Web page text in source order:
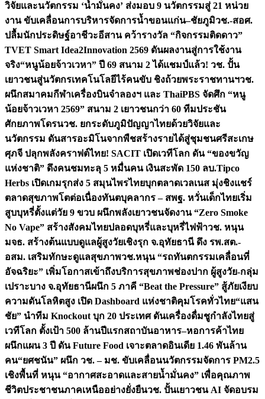
วิจัยและนวัตกรรม ‘น้ำมั่นคง’ ส่งมอบ 9 นวัตกรรมสู่ 21 หน่วย
งาน ขับเคลื่อนการบริหารจัดการน้ำขอนแก่น–ชัยภูมิวช.-สอศ.
ปลื้มนักประดิษฐ์อาชีวะอีสาน คว้ารางวัล “กิจกรรมติดดาว”
TVET Smart Idea2Innovation 2569 ดันผลงานสู่การใช้งาน
จริง“หนูน้อยจ้าวเวหา” ปี 69 สนาม 2 ได้แชมป์แล้ว! วช. ปั้น
เยาวชนสู่นวัตกรเทคโนโลยีไร้คนขับ ชิงถ้วยพระราชทานฯวช.
ผนึกสมาคมกีฬาเครื่องบินจำลองฯ และ ThaiPBS จัดศึก “หนู
น้อยจ้าวเวหา 2569” สนาม 2 เยาวชนกว่า 60 ทีมประชัน
ศักยภาพโดรนวช. ยกระดับภูมิปัญญาไทยด้วยวิจัยและ
นวัตกรรม ดันสารอะมิโนจากพืชสร้างรายได้สู่ชุมชนศรีสะเกษ
ศุภจี ปลุกพลังคราฟต์ไทย! SACIT เปิดเวทีโลก ดัน “ของขวัญ
แห่งชาติ” ดึงคนชมทะลุ 5 หมื่นคน เงินสะพัด 150 ลบ.Tipco
Herbs เปิดเกมรุกส่ง 5 สมุนไพรไทยบุกตลาดเวลเนส มุ่งชิงแชร์
ตลาดสุขภาพโตต่อเนื่องทันตบุคลากร – สพฐ. หวั่นเด็กไทยเริ่ม
สูบบุหรี่ตั้งแต่วัย 9 ขวบ ผนึกพลังเยาวชนจัดงาน “Zero Smoke
No Vape” สร้างสังคมไทยปลอดบุหรี่และบุหรี่ไฟฟ้าวช. หนุน
มจธ. สร้างต้นแบบดูแลผู้สูงวัยเชิงรุก จ.อุทัยธานี ดึง รพ.สต.-
อสม. เสริมทักษะดูแลสุขภาพวช.หนุน “รถทันตกรรมเคลื่อนที่
อัจฉริยะ” เพิ่มโอกาสเข้าถึงบริการสุขภาพช่องปาก ผู้สูงวัย-กลุ่ม
เปราะบาง จ.อุทัยธานีผนึก 5 ภาคี “Beat the Pressure” สู้ภัยเงียบ
ความดันโลหิตสูง เปิด Dashboard แห่งชาติคุมโรคทั่วไทย“แสน
ชัย” นำทีม Knockout บุก 20 ประเทศ ดันเครื่องดื่มชูกำลังไทยสู่
เวทีโลก ตั้งเป้า 500 ล้านปีแรกสถาบันอาหาร–หอการค้าไทย
ผนึกแผน 3 ปี ดัน Future Food เจาะตลาดอินเดีย 1.46 พันล้าน
คน“ยศชนัน” ผนึก วช. – มช. ขับเคลื่อนนวัตกรรมจัดการ PM2.5
เชิงพื้นที่ หนุน “อากาศสะอาดและสายน้ำมั่นคง” เพื่อคุณภาพ
ชีวิตประชาชนภาคเหนืออย่างยั่งยืนวช. ปั้นเยาวชน AI จัดอบรม